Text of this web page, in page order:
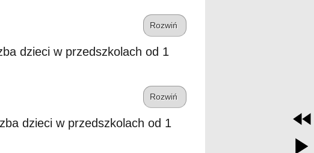
Rozwiń
dzieci w przedszkolach od 1
Rozwiń
dzieci w przedszkolach od 1